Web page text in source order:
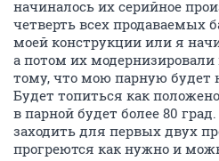
начиналось их серийное
четверть всех продаваемых
моей конструкции или я
а потом их модернизировали
тому, что мою парную будет
Будет топиться как
в парной будет более 80
заходить для первых двух
прогреются как нужно и